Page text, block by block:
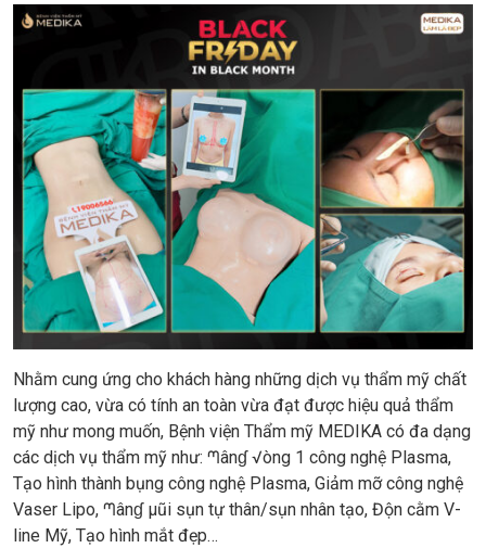
Nhằm cung ứng cho khách hàng những dịch vụ thẩm mỹ chất
lượng cao, vừa có tính an toàn vừa đạt được hiệu quả thẩm
mỹ như mong muốn, Bệnh viện Thẩm mỹ MEDIKA có đa dạng
các dịch vụ thẩm mỹ như: ᘉânɠ √òng 1 công nghệ Plasma,
Tạo hình thành bụng công nghệ Plasma, Giảm mỡ công nghệ
Vaser Lipo, ᘉânɠ μũi sụn tự thân/sụn nhân tạo, Độn cằm V-
line Mỹ, Tạo hình mắt đẹp…